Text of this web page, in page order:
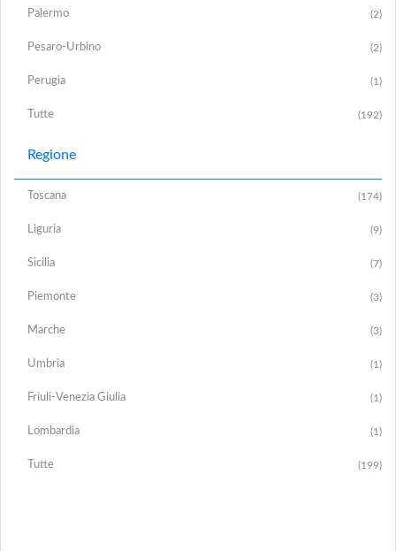
Palermo (2)
Pesaro-Urbino (2)
Perugia (1)
Tutte (192)
Regione
Toscana (174)
Liguria (9)
Sicilia (7)
Piemonte (3)
Marche (3)
Umbria (1)
Friuli-Venezia Giulia (1)
Lombardia (1)
Tutte (199)